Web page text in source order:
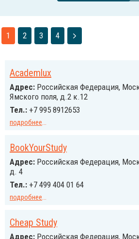
1 2 3 4
Academlux
Адрес: Российcкая Федерация,
Ямского поля, д.2 к.12
Тел.: +7 995 8912653
подробнее...
BookYourStudy
Адрес: Российcкая Федерация,
д. 4
Тел.: +7 499 404 01 64
подробнее...
Cheap Study
Адрес: Российcкая Федерация,